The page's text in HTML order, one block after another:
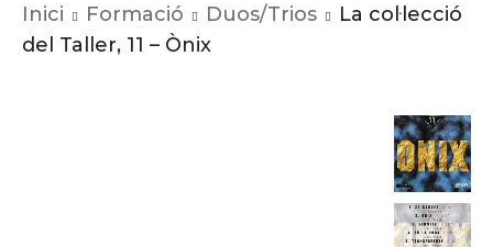
Inici Formació Duos/Trios
La col·lecció
del Taller, 11 – Ònix